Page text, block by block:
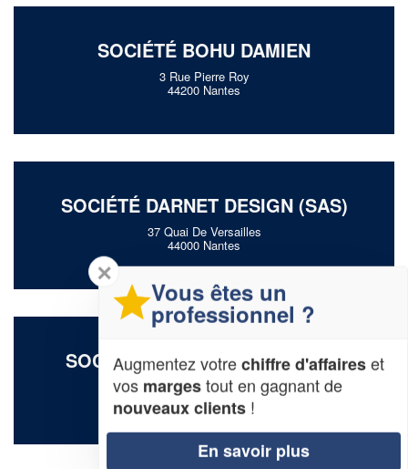
SOCIÉTÉ BOHU DAMIEN
3 Rue Pierre Roy
44200 Nantes
SOCIÉTÉ DARNET DESIGN (SAS)
37 Quai De Versailles
44000 Nantes
SOCIÉTÉ FRUCHET STEPHANIE
4 Avenue Lieutenant Philippe Mallet
44100 Nantes
✕
Vous êtes un
professionnel ?
Augmentez votrechiffre d'affaireset
vos margestout en gagnant de
nouveaux clients !
En savoir plus